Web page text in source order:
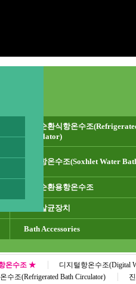
디지털항온수조
(Circulator Water Bath)
저
(Soxhlet Water Bath)
멀티항온
(Sight Glass Type Bath)
가열냉각장치 Bath
내산용/내화학용 항온수조
조
이중(중탕) 가열교반수조
저온순환식항온수조
Circulator)
추출항온수조(Soxhlet Water
외부순환용항온수조
음료살균장치
Bath Accessories
온수조 ★ 디지털항온수조(Digital
수조(Refrigerated Bath Circulator)